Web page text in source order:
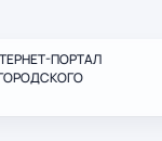
ПОРТАЛ